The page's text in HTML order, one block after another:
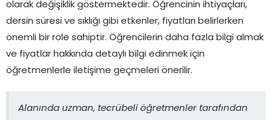
olarak değişiklik göstermektedir. Öğrencinin ihtiyaçları,
dersin süresi ve sıklığı gibi etkenler, fiyatları belirlerken
önemli bir role sahiptir. Öğrencilerin daha fazla bilgi almak
ve fiyatlar hakkında detaylı bilgi edinmek için
öğretmenlerle iletişime geçmeleri önerilir.
Alanında uzman, tecrübeli öğretmenler tarafından